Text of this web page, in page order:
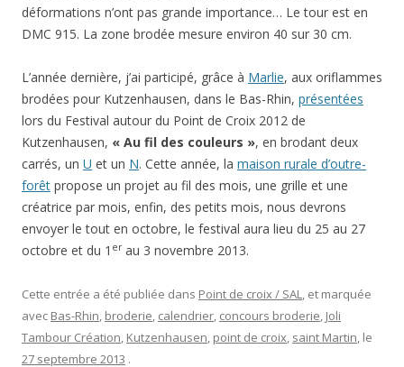
déformations n’ont pas grande importance… Le tour est en
DMC 915. La zone brodée mesure environ 40 sur 30 cm.
L’année dernière, j’ai participé, grâce à Marlie, aux oriflammes
brodées pour Kutzenhausen, dans le Bas-Rhin, présentées
lors du Festival autour du Point de Croix 2012 de
Kutzenhausen, « Au fil des couleurs », en brodant deux
carrés, un U et un N. Cette année, la maison rurale d’outre-
forêt propose un projet au fil des mois, une grille et une
créatrice par mois, enfin, des petits mois, nous devrons
envoyer le tout en octobre, le festival aura lieu du 25 au 27
octobre et du 1 erau 3 novembre 2013.
Cette entrée a été publiée dans Point de croix / SAL, et marquée
avec Bas-Rhin, broderie, calendrier, concours broderie, Joli
Tambour Création, Kutzenhausen, point de croix, saint Martin, le
27 septembre 2013 .